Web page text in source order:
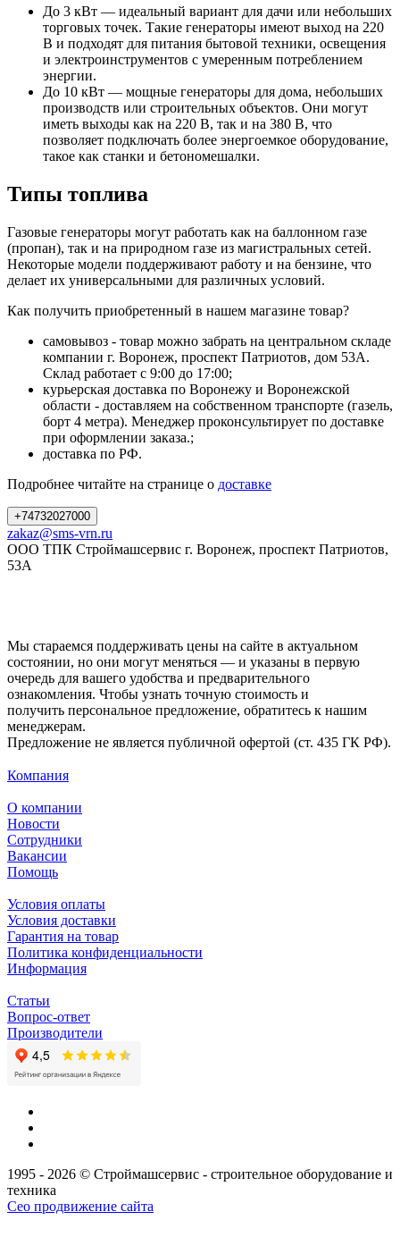
До 3 кВт — идеальный вариант для дачи или небольших
торговых точек. Такие генераторы имеют выход на 220
В и подходят для питания бытовой техники, освещения
и электроинструментов с умеренным потреблением
энергии.
До 10 кВт — мощные генераторы для дома, небольших
производств или строительных объектов. Они могут
иметь выходы как на 220 В, так и на 380 В, что
позволяет подключать более энергоемкое оборудование,
такое как станки и бетономешалки.
Типы топлива
Газовые генераторы могут работать как на баллонном газе
(пропан), так и на природном газе из магистральных сетей.
Некоторые модели поддерживают работу и на бензине, что
делает их универсальными для различных условий.
Как получить приобретенный в нашем магазине товар?
самовывоз - товар можно забрать на центральном складе
компании г. Воронеж, проспект Патриотов, дом 53А.
Склад работает с 9:00 до 17:00;
курьерская доставка по Воронежу и Воронежской
области - доставляем на собственном транспорте (газель,
борт 4 метра). Менеджер проконсультирует по доставке
при оформлении заказа.;
доставка по РФ.
Подробнее читайте на странице о доставке
+74732027000
zakaz@sms-vrn.ru
ООО ТПК Строймашсервис г. Воронеж, проспект Патриотов,
53А
Мы стараемся поддерживать цены на сайте в актуальном
состоянии, но они могут меняться — и указаны в первую
очередь для вашего удобства и предварительного
ознакомления. Чтобы узнать точную стоимость и
получить персональное предложение, обратитесь к нашим
менеджерам.
Предложение не является публичной офертой (ст. 435 ГК РФ).
Компания
О компании
Новости
Сотрудники
Вакансии
Помощь
Условия оплаты
Условия доставки
Гарантия на товар
Политика конфиденциальности
Информация
Статьи
Вопрос-ответ
Производители
1995 - 2026 © Строймашсервис - строительное оборудование и
техника
Сео продвижение сайта